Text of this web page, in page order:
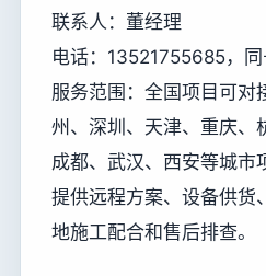
联系人：董经理
电话：13521755685，
服务范围：全国项目可对
州、深圳、天津、重庆、
成都、武汉、西安等城市
提供远程方案、设备供货
地施工配合和售后排查。